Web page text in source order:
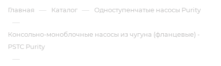
Главная — Каталог — Одноступенчатые насосы Purity
—
Консольно-моноблочные насосы из чугуна (фланцевые) -
PSTC Purity
—